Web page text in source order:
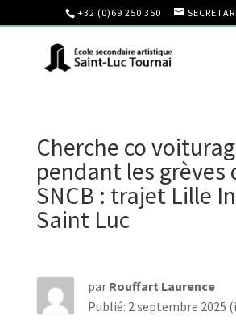
+32 (0)69 250 350
Cherche co
pendant les grèves
SNCB : trajet Lille
Saint Luc
par Rouffart Laurence
Publié: 2 septembre 2025